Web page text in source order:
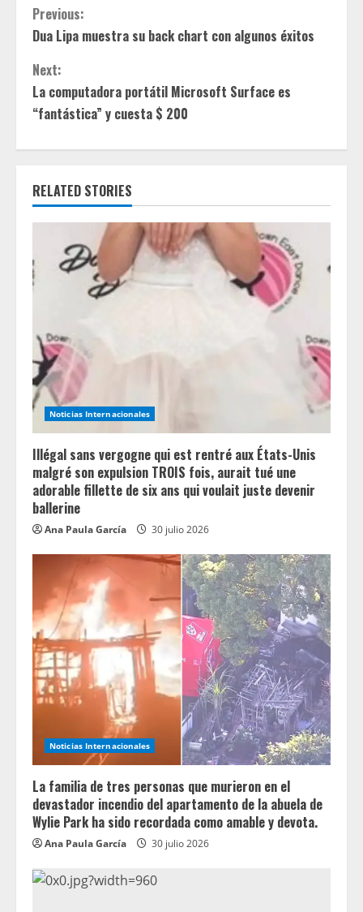
C
o
n
t
i
n
u
e
R
e
a
d
i
n
g
Previous:
Dua Lipa muestra su back chart con algunos éxitos
Next:
La computadora portátil Microsoft Surface es
“fantástica” y cuesta $ 200
RELATED STORIES
Noticias Internacionales
Illégal sans vergogne qui est rentré aux États-Unis
malgré son expulsion TROIS fois, aurait tué une
adorable fillette de six ans qui voulait juste devenir
ballerine
Ana Paula García 30 julio 2026
Noticias Internacionales
La familia de tres personas que murieron en el
devastador incendio del apartamento de la abuela de
Wylie Park ha sido recordada como amable y devota.
Ana Paula García 30 julio 2026